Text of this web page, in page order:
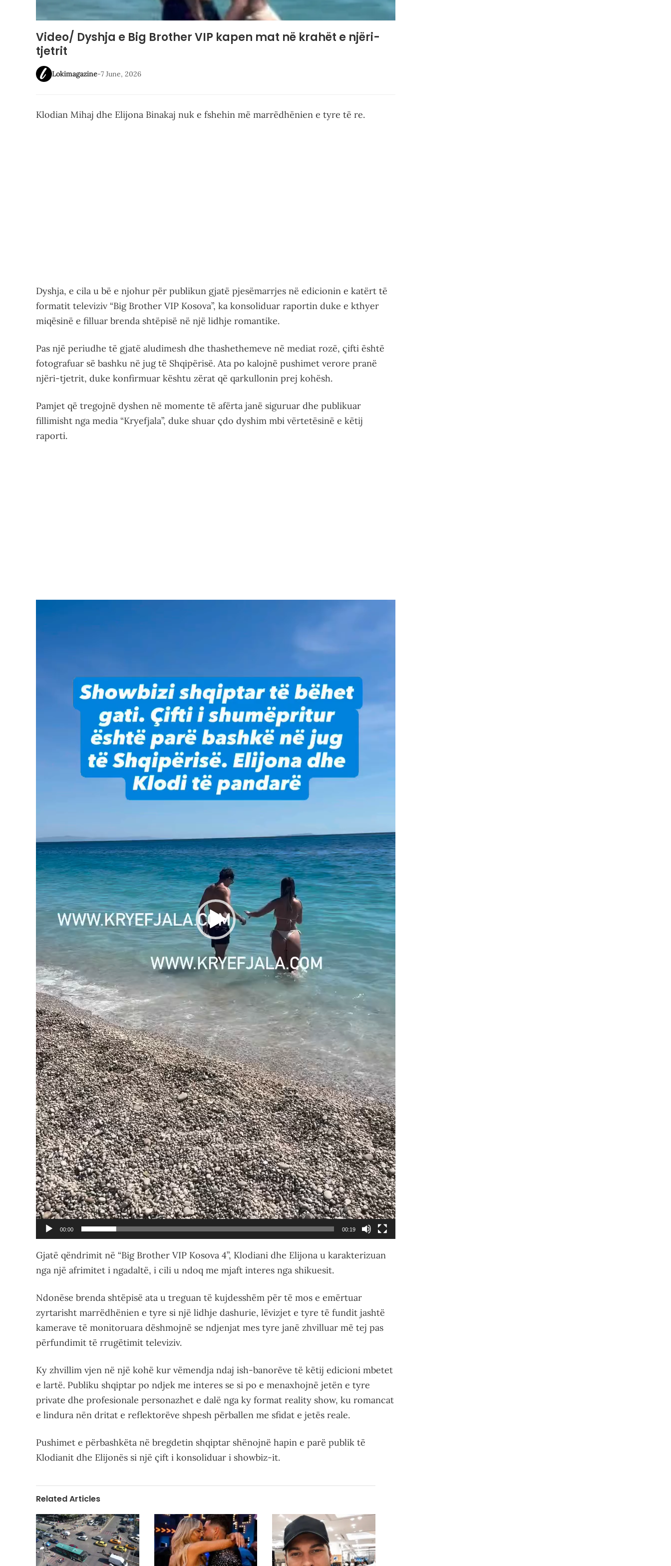
Video/ Dyshja e Big Brother VIP kapen mat në krahët e njëri-
tjetrit
Lokimagazine-7 June, 2026
Klodian Mihaj dhe Elijona Binakaj nuk e fshehin më marrëdhënien e tyre të re.
Dyshja, e cila u bë e njohur për publikun gjatë pjesëmarrjes në edicionin e katërt të
formatit televiziv “Big Brother VIP Kosova”, ka konsoliduar raportin duke e kthyer
miqësinë e filluar brenda shtëpisë në një lidhje romantike.
Pas një periudhe të gjatë aludimesh dhe thashethemeve në mediat rozë, çifti është
fotografuar së bashku në jug të Shqipërisë. Ata po kalojnë pushimet verore pranë
njëri-tjetrit, duke konfirmuar kështu zërat që qarkullonin prej kohësh.
Pamjet që tregojnë dyshen në momente të afërta janë siguruar dhe publikuar
fillimisht nga media “Kryefjala”, duke shuar çdo dyshim mbi vërtetësinë e këtij
raporti.
00:00 00:19
Gjatë qëndrimit në “Big Brother VIP Kosova 4”, Klodiani dhe Elijona u karakterizuan
nga një afrimitet i ngadaltë, i cili u ndoq me mjaft interes nga shikuesit.
Ndonëse brenda shtëpisë ata u treguan të kujdesshëm për të mos e emërtuar
zyrtarisht marrëdhënien e tyre si një lidhje dashurie, lëvizjet e tyre të fundit jashtë
kamerave të monitoruara dëshmojnë se ndjenjat mes tyre janë zhvilluar më tej pas
përfundimit të rrugëtimit televiziv.
Ky zhvillim vjen në një kohë kur vëmendja ndaj ish-banorëve të këtij edicioni mbetet
e lartë. Publiku shqiptar po ndjek me interes se si po e menaxhojnë jetën e tyre
private dhe profesionale personazhet e dalë nga ky format reality show, ku romancat
e lindura nën dritat e reflektorëve shpesh përballen me sfidat e jetës reale.
Pushimet e përbashkëta në bregdetin shqiptar shënojnë hapin e parë publik të
Klodianit dhe Elijonës si një çift i konsoliduar i showbiz-it.
Related Articles